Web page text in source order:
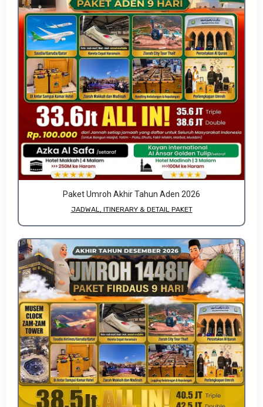
Paket Umroh Akhir Tahun Aden 2026
JADWAL, ITINERARY & DETAIL PAKET